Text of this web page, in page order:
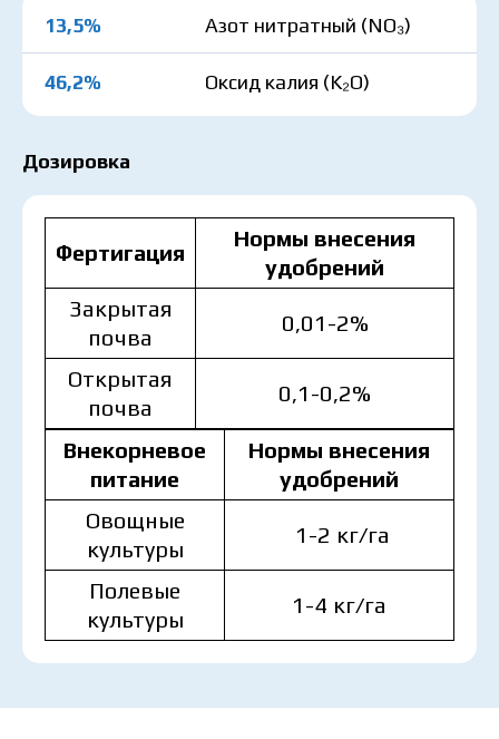
13,5% Азот нитратный (NO₃)
46,2% Оксид калия (K₂O)
Дозировка
Фертигация
Нормы внесения
удобрений
Закрытая
почва
0,01-2%
Открытая
почва
0,1-0,2%
Внекорневое
питание
Нормы внесения
удобрений
Овощные
культуры
1-2 кг/га
Полевые
культуры
1-4 кг/га